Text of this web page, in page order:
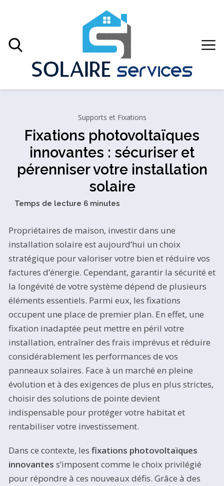
Supports et Fixations
Fixations photovoltaïques
innovantes : sécuriser et
pérenniser votre installation
solaire
Propriétaires de maison, investir dans une
installation solaire est aujourd’hui un choix
stratégique pour valoriser votre bien et réduire vos
factures d’énergie. Cependant, garantir la sécurité et
la longévité de votre système dépend de plusieurs
éléments essentiels. Parmi eux, les fixations
occupent une place de premier plan. En effet, une
fixation inadaptée peut mettre en péril votre
installation, entraîner des frais imprévus et réduire
considérablement les performances de vos
panneaux solaires. Face à un marché en pleine
évolution et à des exigences de plus en plus strictes,
choisir des solutions de pointe devient
indispensable pour protéger votre habitat et
rentabiliser votre investissement.
Dans ce contexte, les fixations photovoltaïques
innovantes s’imposent comme le choix privilégié
pour répondre à ces nouveaux défis. Grâce à des